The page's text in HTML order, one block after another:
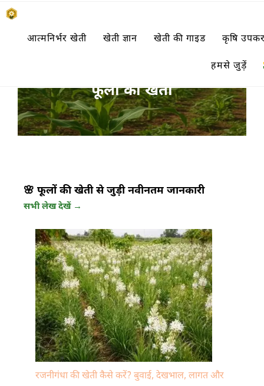
SUBSISTENCE FARMING
किसानों के साथ, किसानों के लिए
आत्मनिर्भर खेती खेती ज्ञान खेती की गाइड कृषि
हमसे जुड़ें
फूलों की खेती
🌸 फूलों की खेती से जुड़ी नवीनतम जानकारी
सभी लेख देखें →
रजनीगंधा की खेती कैसे करें? बुवाई, देखभाल, लागत और